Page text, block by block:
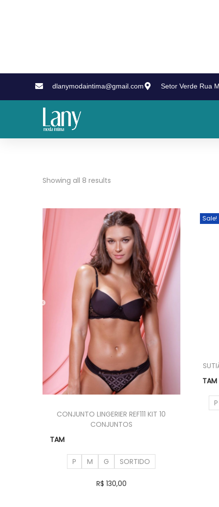
dlanymodaintima@gmail.com Setor Verde Rua
Showing all 8 results
CONJUNTO LINGERIER REF111 KIT 10
CONJUNTOS
TAM
P M G SORTIDO
R$ 130,00
Sale!
TAM
P